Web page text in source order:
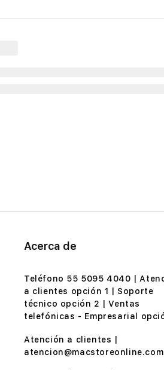
Acerca de
Teléfono 55 5095 4040 |
a clientes opción 1 | Soporte
técnico opción 2 | Ventas
telefónicas - Empresarial
Atención a clientes |